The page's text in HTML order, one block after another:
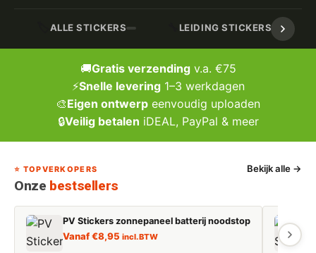
ALLE STICKERS LEIDING STICKERS /
🚚Gratis verzendingv.a. €75
⚡Snelle levering1–3 werkdagen
🎨Eigen ontwerp eenvoudig uploaden
🔒Veilig betalen iDEAL, PayPal & meer
⭐ TOPVERKOPERS
Onze bestsellers
Bekijk alle →
PV Stickers zonnepaneel batterij noodstop
Vanaf€8,95 incl. BTW